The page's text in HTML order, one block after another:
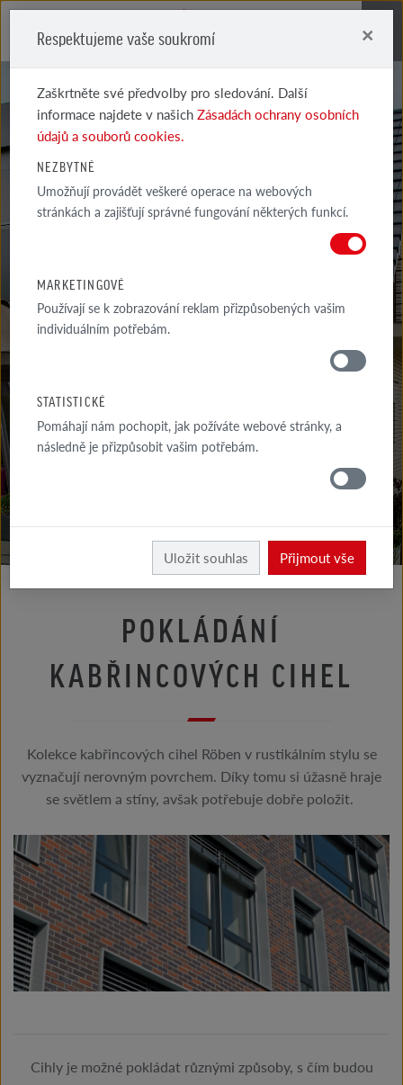
RADY
RADY
FASÁDA
Rady fasáda Rady zedníka
POKLÁDÁNÍ
KABŘINCOVÝCH CIHEL
Kolekce kabřincových cihel Röben v rustikálním stylu se
vyznačují nerovným povrchem. Díky tomu si úžasně hraje
se světlem a stíny, avšak potřebuje dobře položit.
Cihly je možné pokládat různými způsoby, s čím budou
Respektujeme vaše soukromí ×
Zaškrtněte své předvolby pro sledování. Další
informace najdete v našichZásadách ochrany osobních
údajů a souborů cookies.
NEZBYTNÉ
Umožňují provádět veškeré operace na webových
stránkách a zajišťují správné fungování některých funkcí.
MARKETINGOVÉ
Používají se k zobrazování reklam přizpůsobených vašim
individuálním potřebám.
STATISTICKÉ
Pomáhají nám pochopit, jak požíváte webové stránky, a
následně je přizpůsobit vašim potřebám.
Uložit souhlas Přijmout vše